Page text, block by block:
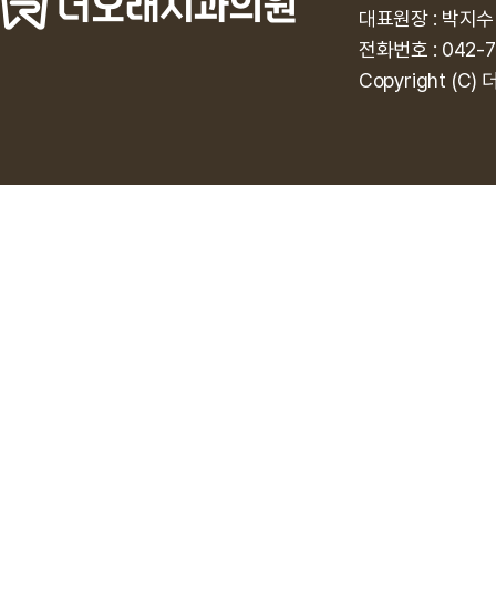
대표원장 : 박지수
전화번호 : 042-
Copyright (C)